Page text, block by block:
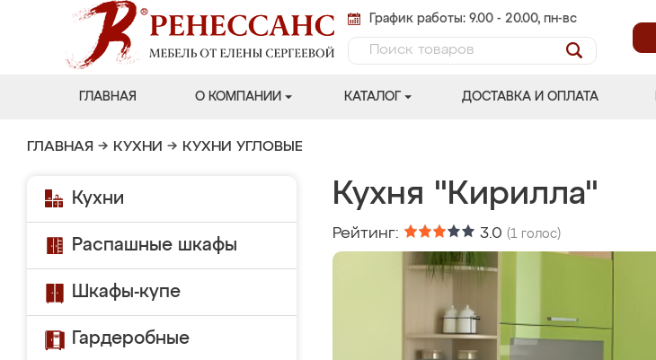
График работы: 9.00 - 20.00, пн-вс
ГЛАВНАЯ О КОМПАНИИ КАТАЛОГ ДОСТАВКА И ОПЛАТА
ГЛАВНАЯ → КУХНИ → КУХНИ УГЛОВЫЕ
Кухни
Распашные шкафы
Шкафы-купе
Гардеробные
Кухня "Кирилла"
Рейтинг: 3.0 (1 голос)